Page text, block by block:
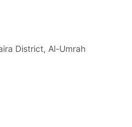
District, Al-Umrah